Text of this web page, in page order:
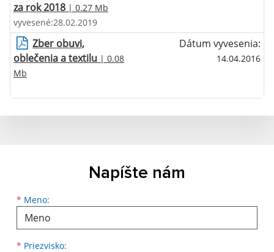
za rok 2018 | 0.27 Mb
vyvesené:28.02.2019
Zber obuvi,
oblečenia a textilu | 0.08
Mb
Dátum vyvesenia:
14.04.2016
Napíšte nám
* Meno:
Meno
* Priezvisko:
Priezvisko
E-mailová adresa